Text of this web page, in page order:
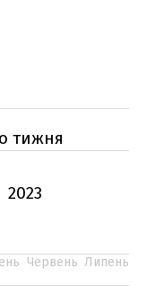
тижня
2023
Червень Липень